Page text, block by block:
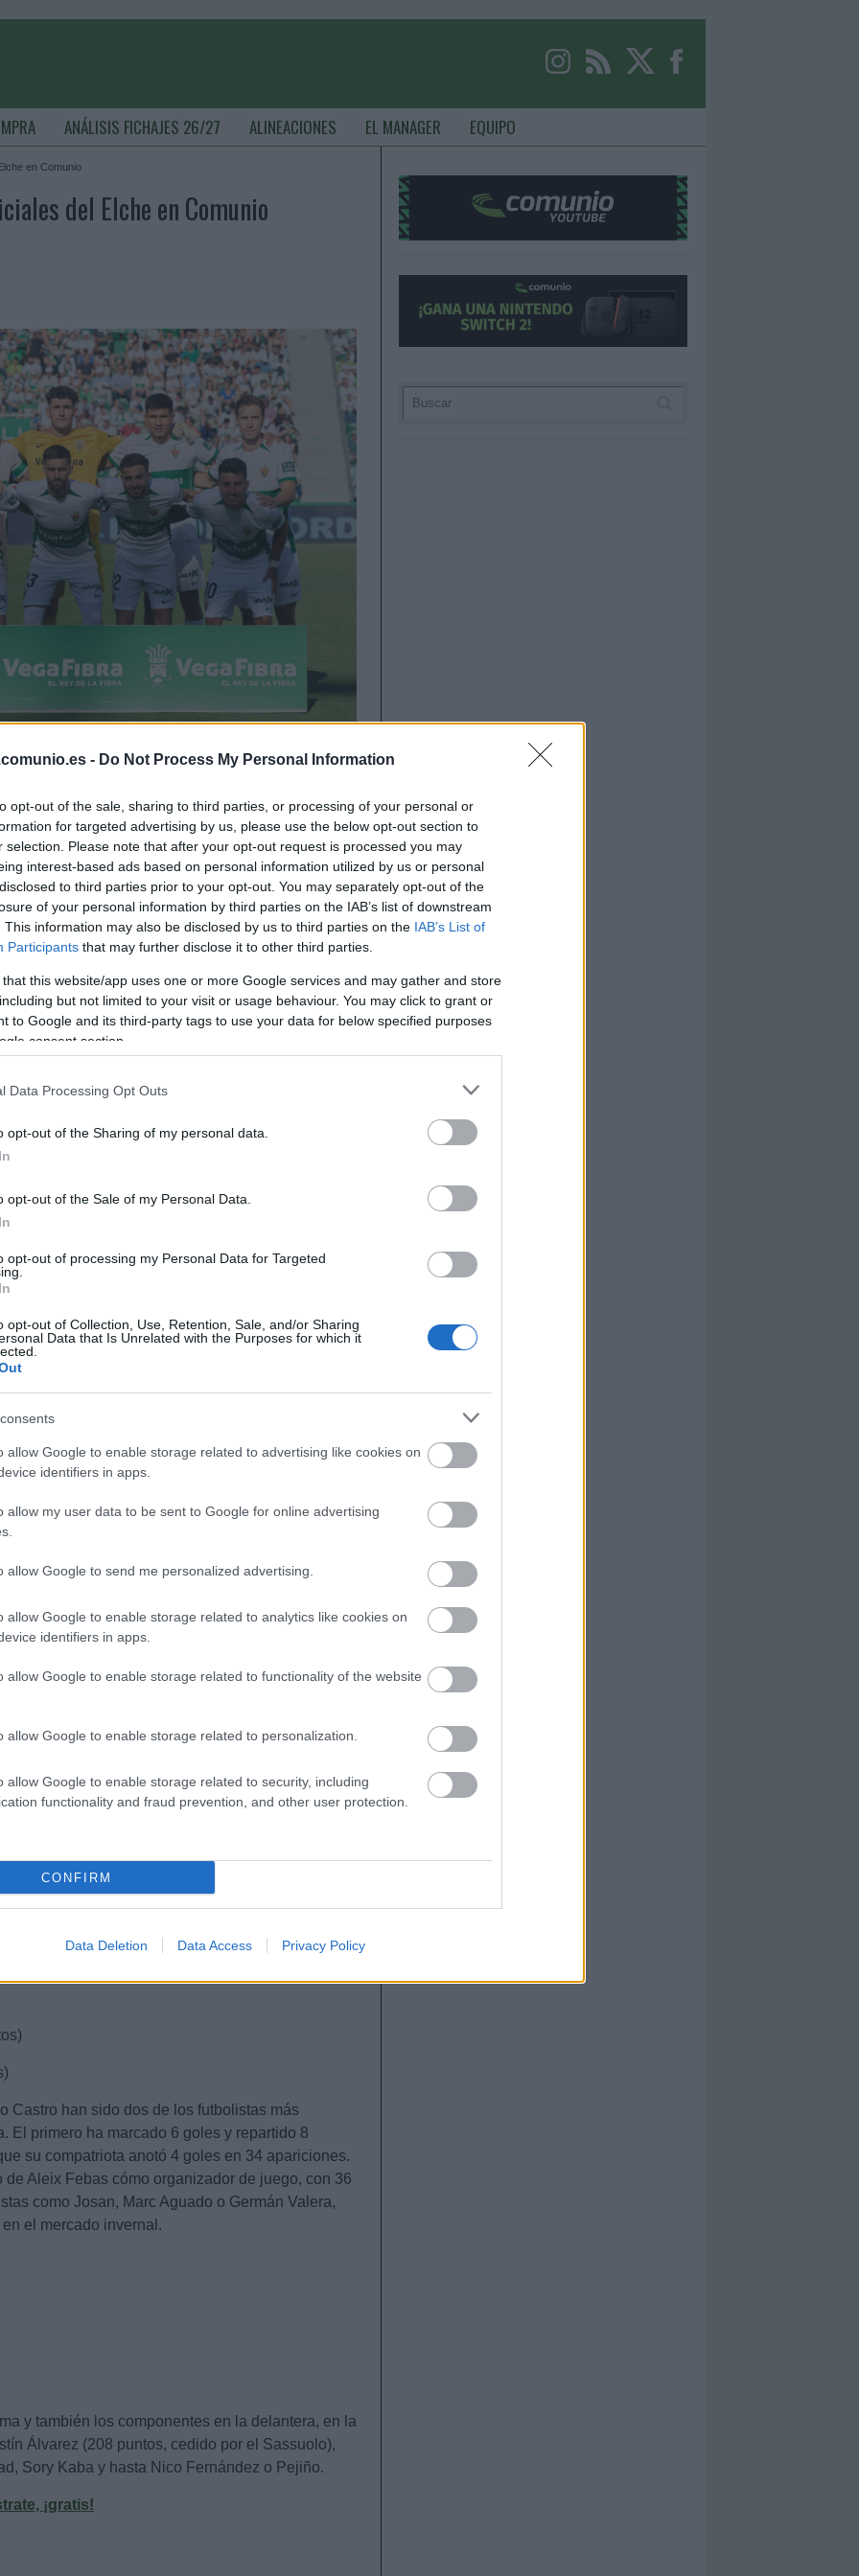
- Do Not Process My Personal Information
opt-out of the sale, sharing to third parties, or processing of your personal or
for targeted advertising by us, please use the below opt-out section to
selection. Please note that after your opt-out request is processed you may
interest-based ads based on personal information utilized by us or personal
to third parties prior to your opt-out. You may separately opt-out of the
of your personal information by third parties on the IAB’s list of downstream
This information may also be disclosed by us to third parties on the IAB’s List of
Participants that may further disclose it to other third parties.
that this website/app uses one or more Google services and may gather and store
but not limited to your visit or usage behaviour. You may click to grant or
to Google and its third-party tags to use your data for below specified purposes
consent section.
Data Processing Opt Outs
opt-out of the Sharing of my personal data.
opt-out of the Sale of my Personal Data.
opt-out of processing my Personal Data for Targeted
opt-out of Collection, Use, Retention, Sale, and/or Sharing
Data that Is Unrelated with the Purposes for which it
allow Google to enable storage related to advertising like cookies on
identifiers in apps.
allow my user data to be sent to Google for online advertising
allow Google to send me personalized advertising.
allow Google to enable storage related to analytics like cookies on
identifiers in apps.
allow Google to enable storage related to functionality of the website
allow Google to enable storage related to personalization.
allow Google to enable storage related to security, including
functionality and fraud prevention, and other user protection.
CONFIRM
Data Deletion Data Access Privacy Policy
ANÁLISIS FICHAJES 26/27 ALINEACIONES EL MANAGER EQUIPO
en Comunio
del Elche en Comunio
segundo en LaLiga HYPERMOTION. Los
disponibles en Comunio y te traemos sus
la temporada de Comunio de Segunda.
la temporada, disputando 38 partidos en los que
paradas. Dejó su portería a cero en 16
en su seguridad defensiva, siendo el equipo de
ha encajado (34 en 42 jornadas). Además del
fichado el pasado verano tras acabar contrato
buenas estadísticas en intercepciones, entradas
junto al veterano Pedro Bigas, mientras que los
José Salinas. Otros futbolistas como John Donald
suplentes.
Levante en Comunio
de LaLiga Hypermotion ante el Burgos. Los
del conjunto granota ya están disponibles en
y te traemos sus precios iniciales y puntos totales en
de Comunio de Segunda.
Castro han sido dos de los futbolistas más
El primero ha marcado 6 goles y repartido 8
su compatriota anotó 4 goles en 34 apariciones.
Aleix Febas cómo organizador de juego, con 36
como Josan, Marc Aguado o Germán Valera,
el mercado invernal.
y también los componentes en la delantera, en la
Álvarez (208 puntos, cedido por el Sassuolo),
Sory Kaba y hasta Nico Fernández o Pejiño.
¡gratis!